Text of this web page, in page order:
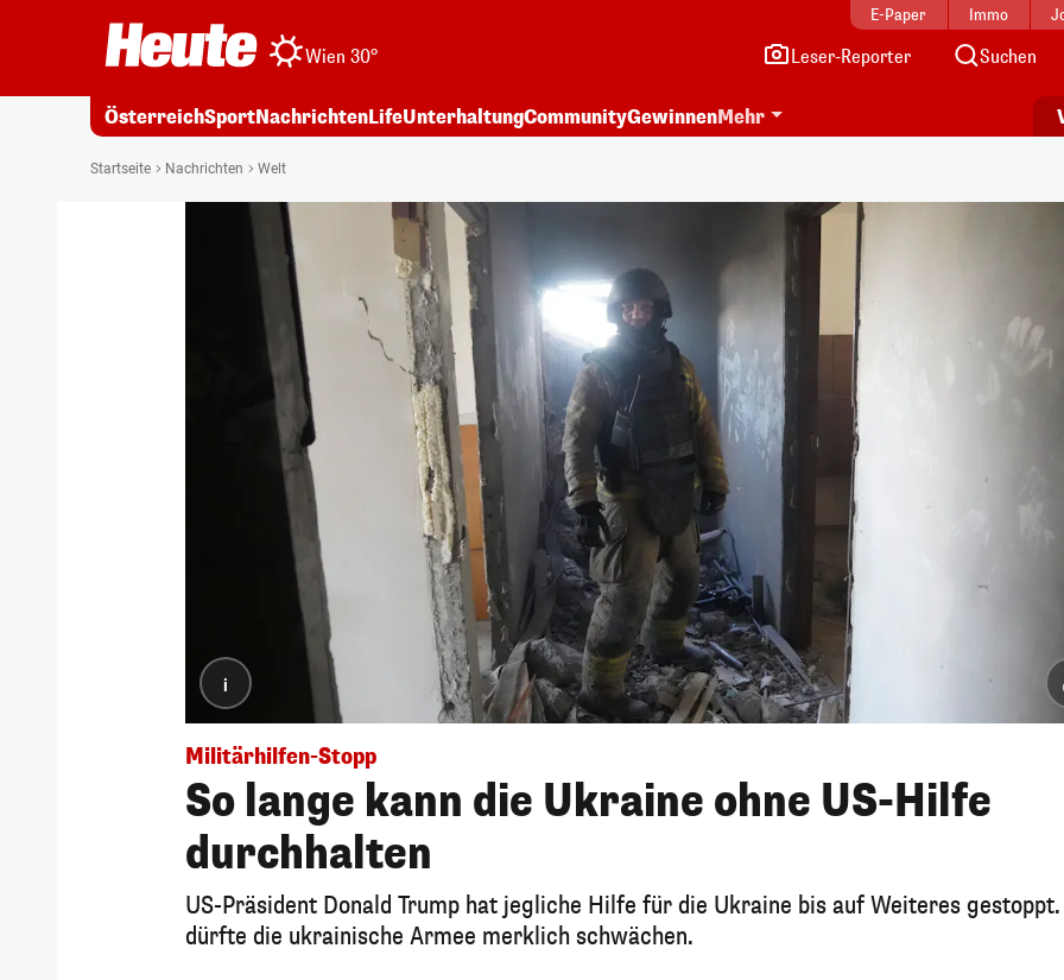
E-Paper Immo
Wien 30° Leser-Reporter Suchen
ÖsterreichSportNachrichtenLifeUnterhaltungCommunityGewinnenMehr
Startseite Nachrichten Welt
i
Militärhilfen-Stopp
So lange kann die Ukraine ohne US-Hilfe
durchhalten
US-Präsident Donald Trump hat jegliche Hilfe für die Ukraine bis auf Weiteres
dürfte die ukrainische Armee merklich schwächen.